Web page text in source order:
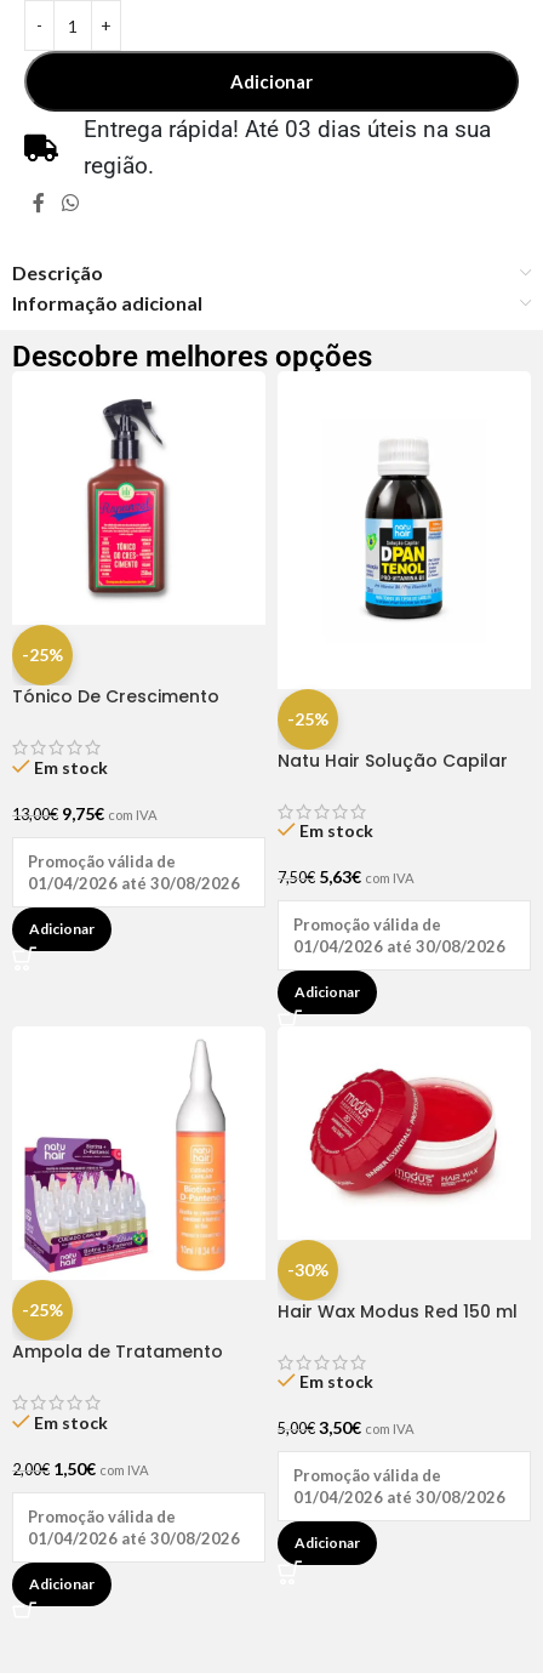
Adicionar
Entrega rápida! Até 03 dias úteis na sua
região.
Descrição
Informação adicional
Descobre melhores opções
-25%
Tónico De Crescimento
Em stock
13,00€ 9,75€ com IVA
Promoção válida de
01/04/2026 até 30/08/2026
Adicionar
-25%
Natu Hair Solução Capilar
Em stock
7,50€ 5,63€ com IVA
Promoção válida de
01/04/2026 até 30/08/2026
Adicionar
-25%
Ampola de Tratamento
Hair (1 UNIDADE)
Em stock
2,00€ 1,50€ com IVA
Promoção válida de
01/04/2026 até 30/08/2026
Adicionar
-30%
Hair Wax Modus Red 150 ml
Em stock
5,00€ 3,50€ com IVA
Promoção válida de
01/04/2026 até 30/08/2026
Adicionar